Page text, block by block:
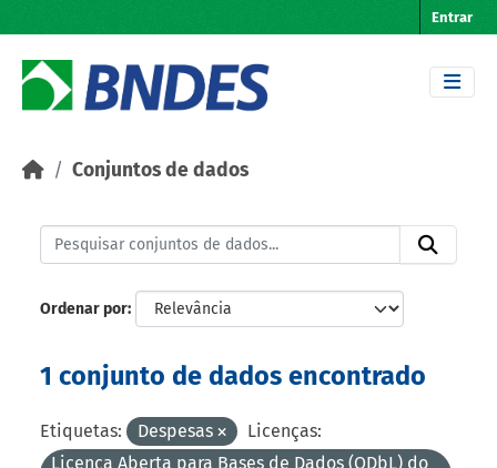
Entrar
Conjuntos de dados
Ordenar por
1 conjunto de dados encontrado
Etiquetas: Despesas
Licenças:
Licença Aberta para Bases de Dados (ODbL) do